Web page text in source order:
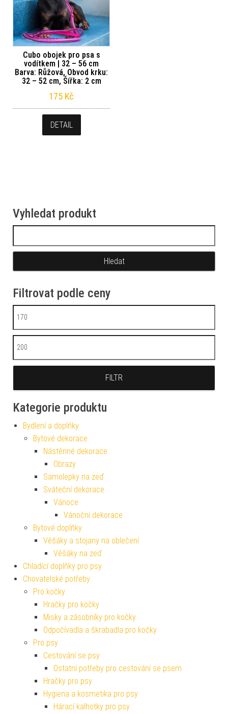
Cubo obojek pro psa s
vodítkem | 32 – 56 cm
Barva: Růžová, Obvod krku:
32 – 52 cm, Šířka: 2 cm
175 Kč
DETAIL
Vyhledat produkt
Filtrovat podle ceny
Minimální cena
Maximální cena
FILTR
Kategorie produktu
Bydlení a doplňky
Bytové dekorace
Nástěnné dekorace
Obrazy
Samolepky na zeď
Sváteční dekorace
Vánoce
Vánoční dekorace
Bytové doplňky
Věšáky a stojany na oblečení
Věšáky na zeď
Chladící doplňky pro psy
Chovatelské potřeby
Pro kočky
Hračky pro kočky
Misky a zásobníky pro kočky
Odpočívadla a škrabadla pro kočky
Pro psy
Cestování se psy
Ostatní potřeby pro cestování se psem
Hračky pro psy
Hygiena a kosmetika pro psy
Hárací kalhotky pro psy